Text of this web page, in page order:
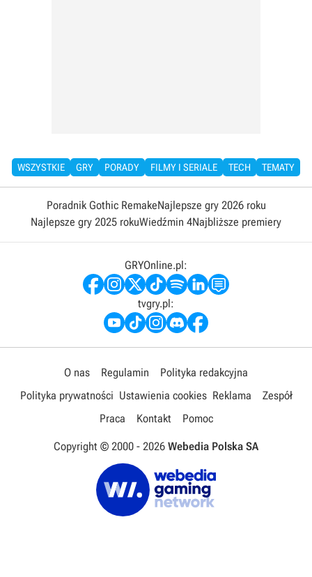
WSZYSTKIE GRY PORADY FILMY I SERIALE TECH TEMATY
Poradnik Gothic RemakeNajlepsze gry 2026 roku
Najlepsze gry 2025 rokuWiedźmin 4Najbliższe premiery
GRYOnline.pl:
tvgry.pl:
O nas Regulamin
Polityka redakcyjna
Polityka prywatności Ustawienia cookies Reklama
Zespół
Praca
Kontakt Pomoc
Copyright © 2000 - 2026 Webedia Polska SA